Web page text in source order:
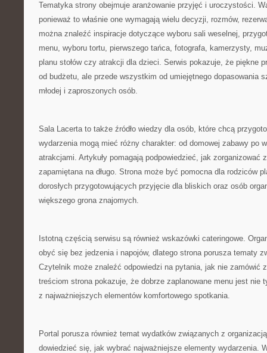
Tematyka strony obejmuje aranżowanie przyjęć i uroczystości.
ponieważ to właśnie one wymagają wielu decyzji, rozmów,
można znaleźć inspiracje dotyczące wyboru sali weselnej,
menu, wyboru tortu, pierwszego tańca, fotografa, kamerzysty,
planu stołów czy atrakcji dla dzieci. Serwis pokazuje, że piękne
od budżetu, ale przede wszystkim od umiejętnego dopasowania
młodej i zaproszonych osób.
Sala Lacerta to także źródło wiedzy dla osób, które chcą
wydarzenia mogą mieć różny charakter: od domowej zabawy po
atrakcjami. Artykuły pomagają podpowiedzieć, jak zorganizować
zapamiętana na długo. Strona może być pomocna dla rodziców
dorosłych przygotowujących przyjęcie dla bliskich oraz osób
większego grona znajomych.
Istotną częścią serwisu są również wskazówki cateringowe.
obyć się bez jedzenia i napojów, dlatego strona porusza tematy
Czytelnik może znaleźć odpowiedzi na pytania, jak nie zamówić
treściom strona pokazuje, że dobrze zaplanowane menu jest nie
z najważniejszych elementów komfortowego spotkania.
Portal porusza również temat wydatków związanych z
dowiedzieć się, jak wybrać najważniejsze elementy wydarzenia.